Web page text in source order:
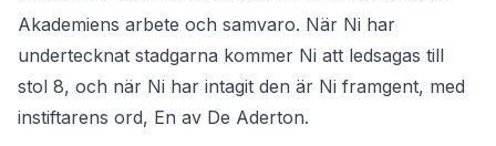
Akademiens arbete och samvaro. När Ni har
undertecknat stadgarna kommer Ni att ledsagas till
stol 8, och när Ni har intagit den är Ni framgent, med
instiftarens ord, En av De Aderton.